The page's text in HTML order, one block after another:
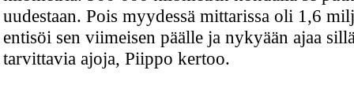
uudestaan. Pois myydessä mittarissa oli 1,6
entisöi sen viimeisen päälle ja nykyään ajaa
tarvittavia ajoja, Piippo kertoo.